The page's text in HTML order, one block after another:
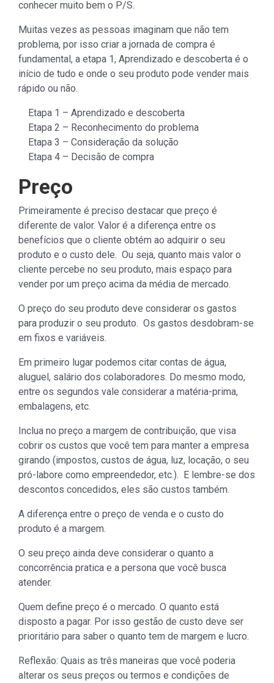
conhecer muito bem o P/S.
Muitas vezes as pessoas imaginam que não tem
problema, por isso criar a jornada de compra é
fundamental, a etapa 1, Aprendizado e descoberta é o
início de tudo e onde o seu produto pode vender mais
rápido ou não.
Etapa 1 – Aprendizado e descoberta
Etapa 2 – Reconhecimento do problema
Etapa 3 – Consideração da solução
Etapa 4 – Decisão de compra
Preço
Primeiramente é preciso destacar que preço é
diferente de valor. Valor é a diferença entre os
benefícios que o cliente obtém ao adquirir o seu
produto e o custo dele. Ou seja, quanto mais valor o
cliente percebe no seu produto, mais espaço para
vender por um preço acima da média de mercado.
O preço do seu produto deve considerar os gastos
para produzir o seu produto. Os gastos desdobram-se
em fixos e variáveis.
Em primeiro lugar podemos citar contas de água,
aluguel, salário dos colaboradores. Do mesmo modo,
entre os segundos vale considerar a matéria-prima,
embalagens, etc.
Inclua no preço a margem de contribuição, que visa
cobrir os custos que você tem para manter a empresa
girando (impostos, custos de água, luz, locação, o seu
pró-labore como empreendedor, etc.). E lembre-se dos
descontos concedidos, eles são custos também.
A diferença entre o preço de venda e o custo do
produto é a margem.
O seu preço ainda deve considerar o quanto a
concorrência pratica e a persona que você busca
atender.
Quem define preço é o mercado. O quanto está
disposto a pagar. Por isso gestão de custo deve ser
prioritário para saber o quanto tem de margem e lucro.
Reflexão: Quais as três maneiras que você poderia
alterar os seus preços ou termos e condições de